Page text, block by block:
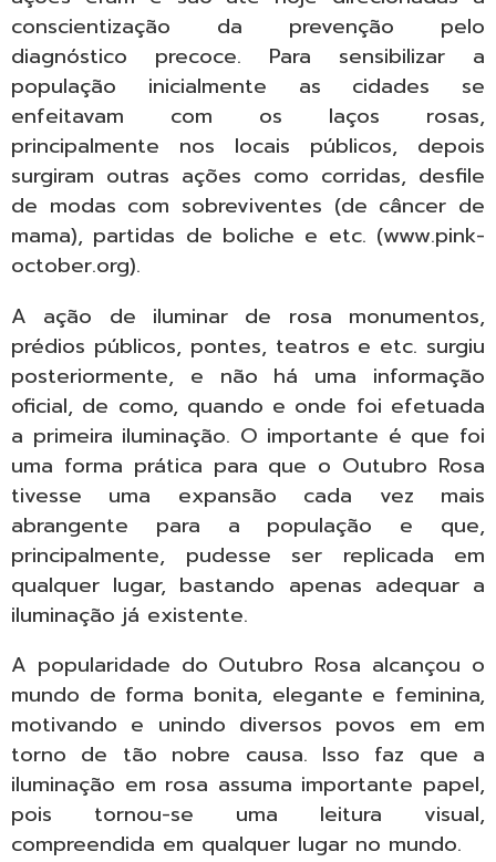
conscientização da prevenção pelo
diagnóstico precoce. Para sensibilizar a
população inicialmente as cidades se
enfeitavam com os laços rosas,
principalmente nos locais públicos, depois
surgiram outras ações como corridas, desfile
de modas com sobreviventes (de câncer de
mama), partidas de boliche e etc. (www.pink-
october.org).
A ação de iluminar de rosa monumentos,
prédios públicos, pontes, teatros e etc. surgiu
posteriormente, e não há uma informação
oficial, de como, quando e onde foi efetuada
a primeira iluminação. O importante é que foi
uma forma prática para que o Outubro Rosa
tivesse uma expansão cada vez mais
abrangente para a população e que,
principalmente, pudesse ser replicada em
qualquer lugar, bastando apenas adequar a
iluminação já existente.
A popularidade do Outubro Rosa alcançou o
mundo de forma bonita, elegante e feminina,
motivando e unindo diversos povos em em
torno de tão nobre causa. Isso faz que a
iluminação em rosa assuma importante papel,
pois tornou-se uma leitura visual,
compreendida em qualquer lugar no mundo.